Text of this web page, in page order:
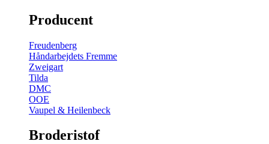
Producent
Freudenberg
Håndarbejdets Fremme
Zweigart
Tilda
DMC
OOE
Vaupel & Heilenbeck
Broderistof